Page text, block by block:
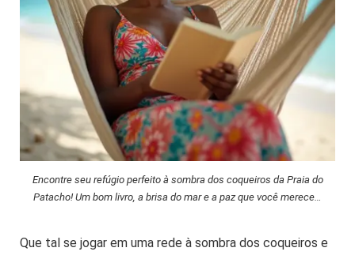
Encontre seu refúgio perfeito à sombra dos coqueiros da Praia do
Patacho! Um bom livro, a brisa do mar e a paz que você merece…
Que tal se jogar em uma rede à sombra dos coqueiros e